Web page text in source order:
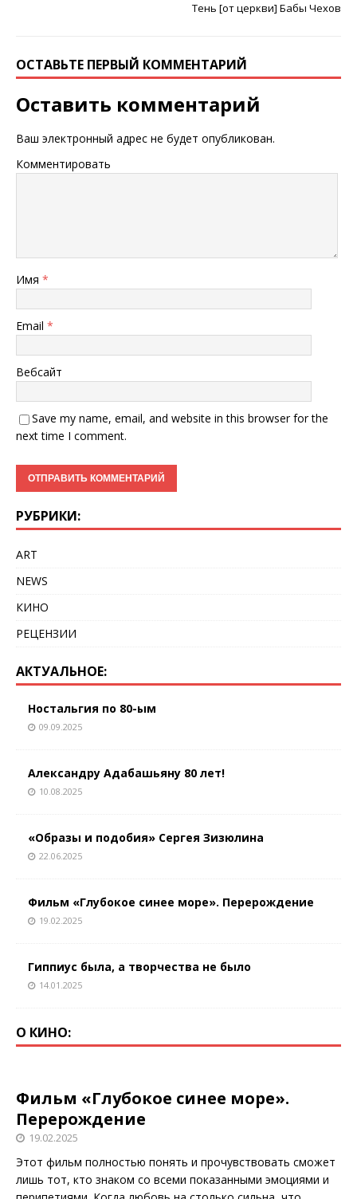
Тень [от церкви] Бабы Чехов
ОСТАВЬТЕ ПЕРВЫЙ КОММЕНТАРИЙ
Оставить комментарий
Ваш электронный адрес не будет опубликован.
Комментировать
Имя *
Email *
Вебсайт
Save my name, email, and website in this browser for the
next time I comment.
РУБРИКИ:
ART
NEWS
КИНО
РЕЦЕНЗИИ
АКТУАЛЬНОЕ:
Ностальгия по 80-ым
09.09.2025
Александру Адабашьяну 80 лет!
10.08.2025
«Образы и подобия» Сергея Зизюлина
22.06.2025
Фильм «Глубокое синее море». Перерождение
19.02.2025
Гиппиус была, а творчества не было
14.01.2025
О КИНО:
Фильм «Глубокое синее море».
Перерождение
19.02.2025
Этот фильм полностью понять и прочувствовать сможет
лишь тот, кто знаком со всеми показанными эмоциями и